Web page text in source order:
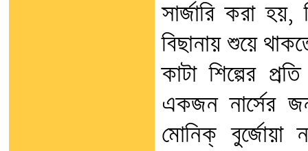
সার্জারি করা
বিছানায় শুয়ে
কাটা শিল্পের
একজন নার্সের
মোনিক্‌ বুর্জোয়া